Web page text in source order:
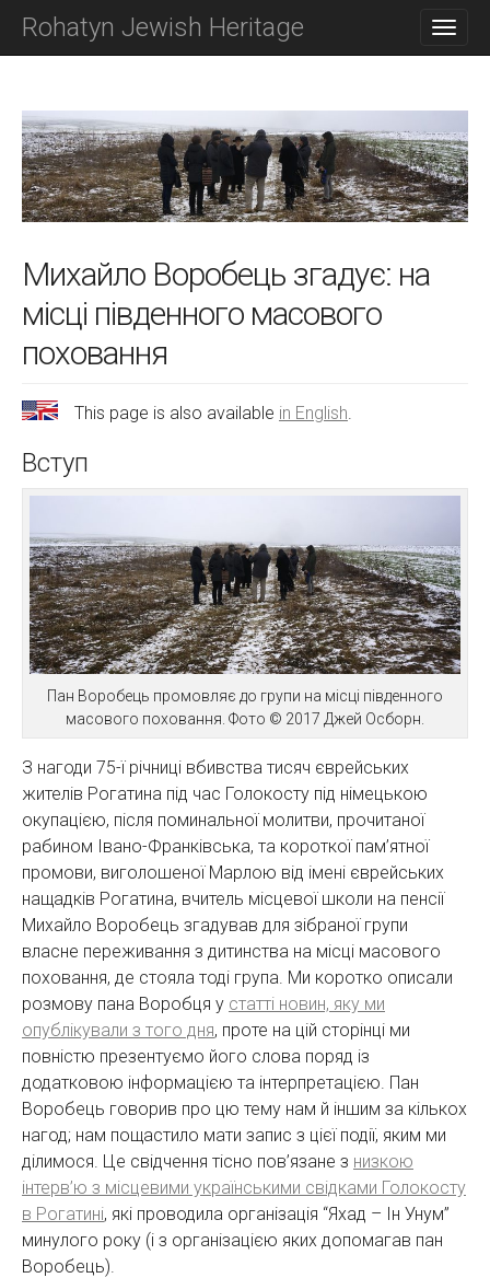
Rohatyn Jewish Heritage
Михайло Воробець згадує: на
місці південного масового
поховання
This page is also available in English.
Вступ
Пан Воробець промовляє до групи на місці південного
масового поховання. Фото © 2017 Джей Осборн.
З нагоди 75-ї річниці вбивства тисяч єврейських
жителів Рогатина під час Голокосту під німецькою
окупацією, після поминальної молитви, прочитаної
рабином Івано-Франківська, та короткої пам’ятної
промови, виголошеної Марлою від імені єврейських
нащадків Рогатина, вчитель місцевої школи на пенсії
Михайло Воробець згадував для зібраної групи
власне переживання з дитинства на місці масового
поховання, де стояла тоді група. Ми коротко описали
розмову пана Воробця у статті новин, яку ми
опублікували з того дня, проте на цій сторінці ми
повністю презентуємо його слова поряд із
додатковою інформацією та інтерпретацією. Пан
Воробець говорив про цю тему нам й іншим за кількох
нагод; нам пощастило мати запис з цієї події, яким ми
ділимося. Це свідчення тісно пов’язане з низкою
інтерв’ю з місцевими українськими свідками Голокосту
в Рогатині, які проводила організація “Яхад – Ін Унум”
минулого року (і з організацією яких допомагав пан
Воробець).